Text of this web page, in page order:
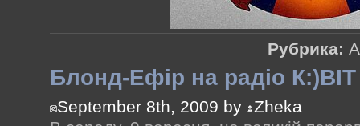
Рубрика:
Блонд-Ефір на радіо К:)ВІТ
September 8th, 2009 by
Zheka